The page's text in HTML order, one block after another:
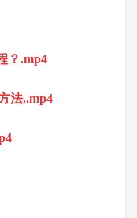
？.mp4
法..mp4